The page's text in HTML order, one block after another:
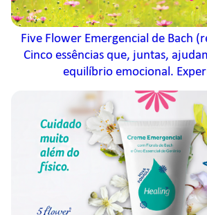
Five Flower Emergencial de Bach
Cinco essências que, juntas,
equilíbrio emocional.